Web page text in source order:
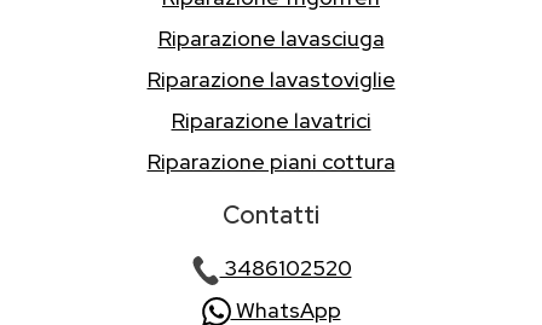
Riparazione lavasciuga
Riparazione lavastoviglie
Riparazione lavatrici
Riparazione piani cottura
Contatti
3486102520
WhatsApp